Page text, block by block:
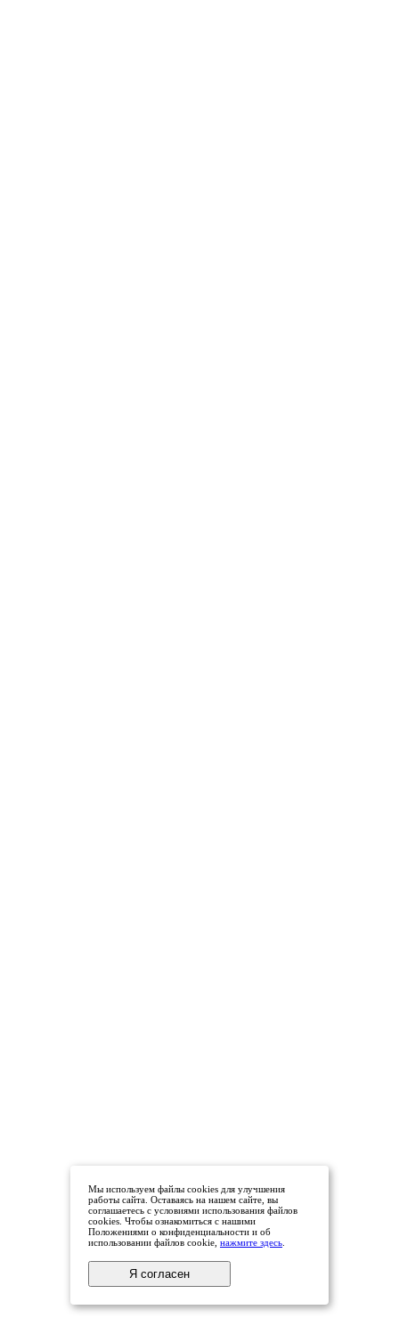
Мы используем файлы cookies для улучшения
работы сайта. Оставаясь на нашем сайте, вы
соглашаетесь с условиями использования файлов
cookies. Чтобы ознакомиться с нашими
Положениями о конфиденциальности и об
использовании файлов cookie, нажмите здесь
Я согласен